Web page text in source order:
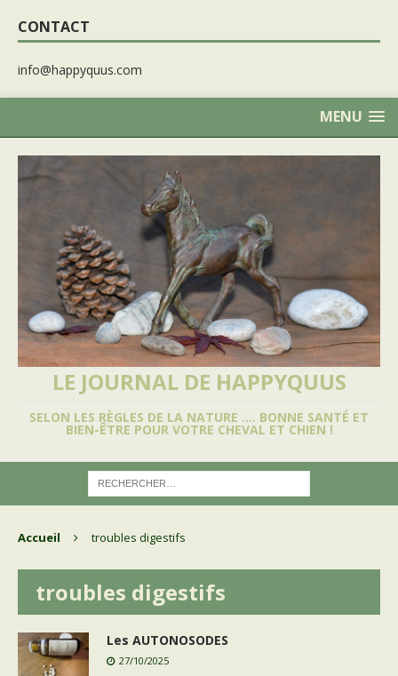
CONTACT
info@happyquus.com
MENU
LE JOURNAL DE HAPPYQUUS
SELON LES RÈGLES DE LA NATURE …. BONNE SANTÉ ET
BIEN-ÊTRE POUR VOTRE CHEVAL ET CHIEN !
Accueil troubles digestifs
troubles digestifs
Les AUTONOSODES
27/10/2025